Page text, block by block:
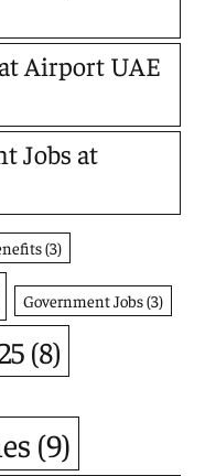
Airport UAE
Jobs at
(3)
Government Jobs(3)
(8)
(9)